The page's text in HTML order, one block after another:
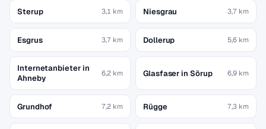
Sterup 3,1 km Niesgrau 3,7 km
Esgrus 3,7 km Dollerup 5,6 km
Internetanbieter in
Ahneby
6,2 km Glasfaser in Sörup 6,9 km
Grundhof 7,2 km Rügge 7,3 km